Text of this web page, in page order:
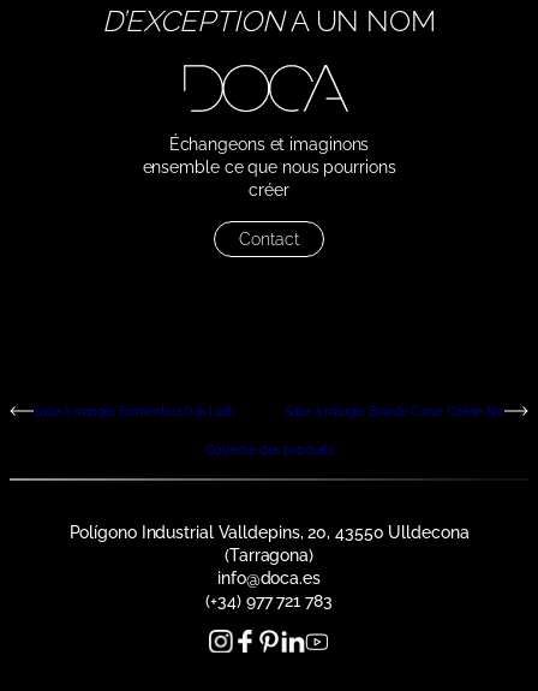
D’EXCEPTIONA UN NOM
Échangeons et imaginons
ensemble ce que nous pourrions
créer
Contact
Salle à manger Formentera Oak Liath Salle à manger Brande Curve Chêne Nic
Collecte des produits
Polígono Industrial Valldepins, 20, 43550 Ulldecona
(Tarragona)
info@doca.es
(+34) 977 721 783